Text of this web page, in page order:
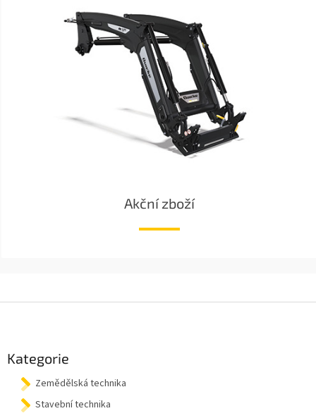
Akční zboží
Kategorie
Zemědělská technika
Stavební technika